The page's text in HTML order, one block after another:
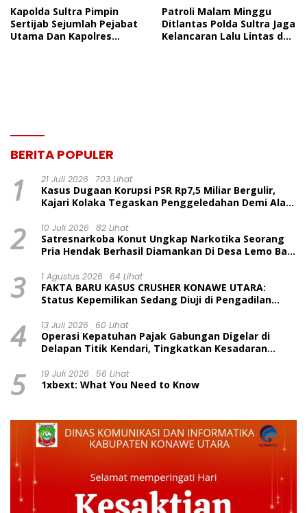
Kapolda Sultra Pimpin
Sertijab Sejumlah Pejabat
Utama Dan Kapolres
Patroli Malam Minggu
Ditlantas Polda Sultra Jaga
Kelancaran Lalu Lintas dan
BERITA POPULER
1 21 Juli 2026 703 Lihat
Kasus Dugaan Korupsi PSR Rp7,5 Miliar Bergulir,
Kajari Kolaka Tegaskan Penggeledahan Demi Alat
2 10 Juli 2026 82 Lihat
Satresnarkoba Konut Ungkap Narkotika Seorang
Pria Hendak Berhasil Diamankan Di Desa Lemo Bajo
3 1 Agustus 2026 64 Lihat
FAKTA BARU KASUS CRUSHER KONAWE UTARA:
Status Kepemilikan Sedang Diuji di Pengadilan
Dinilai Prematur
4 13 Juli 2026 60 Lihat
Operasi Kepatuhan Pajak Gabungan Digelar di
Delapan Titik Kendari, Tingkatkan Kesadaran
5 19 Juli 2026 56 Lihat
1xbext: What You Need to Know